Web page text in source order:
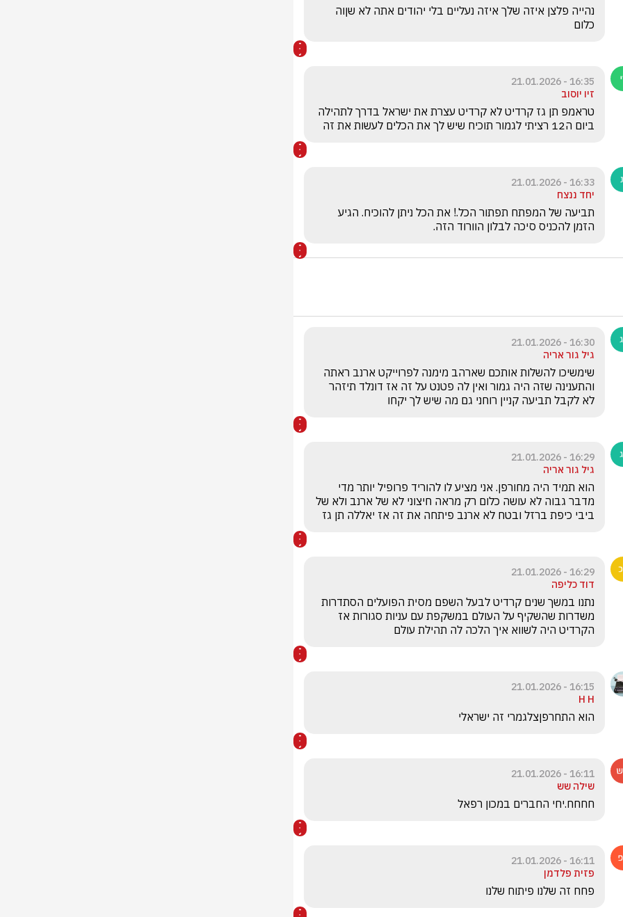
כלום
16:35 - 21.01.2026
זיו יוסוב
ביום ה12 רציתי לגמור תוכיח שיש לך את הכלים לעשות את זה
16:33 - 21.01.2026
יחד ננצח
הזמן להכניס סיכה לבלון הוורוד הזה.
16:30 - 21.01.2026
גיל גור אריה
לא לקבל תביעה קניין רוחני גם מה שיש לך יקחו
16:29 - 21.01.2026
גיל גור אריה
ביבי כיפת ברזל ובטח לא ארנב פיתחה את זה אז יאללה תן גז
16:29 - 21.01.2026
דוד כליפה
הקרדיט היה לשווא איך הלכה לה תהילת עולם
16:15 - 21.01.2026
H H
הוא התחרפןצלגמרי זה ישראלי
16:11 - 21.01.2026
שילה שש
חחחח.יחי החברים במכון רפאל
16:11 - 21.01.2026
פזית פלדמן
פחח זה שלנו פיתוח שלנו